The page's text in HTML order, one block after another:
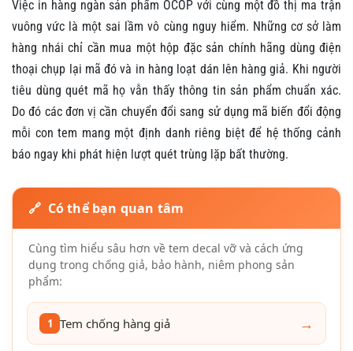
Việc in hàng ngàn sản phẩm OCOP với cùng một đồ thị ma trận
vuông vức là một sai lầm vô cùng nguy hiểm. Những cơ sở làm
hàng nhái chỉ cần mua một hộp đặc sản chính hãng dùng điện
thoại chụp lại mã đó và in hàng loạt dán lên hàng giả. Khi người
tiêu dùng quét mã họ vẫn thấy thông tin sản phẩm chuẩn xác.
Do đó các đơn vị cần chuyển đổi sang sử dụng mã biến đổi động
mỗi con tem mang một định danh riêng biệt để hệ thống cảnh
báo ngay khi phát hiện lượt quét trùng lặp bất thường.
🔗 Có thể bạn quan tâm
Cùng tìm hiểu sâu hơn về tem decal vỡ và cách ứng
dụng trong chống giả, bảo hành, niêm phong sản
phẩm:
1 Tem chống hàng giả →